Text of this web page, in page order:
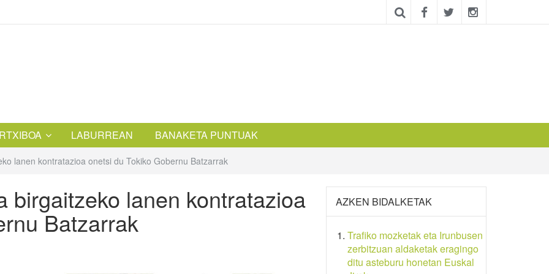
LABURREAN BANAKETA PUNTUAK
lanen kontratazioa onetsi du Tokiko Gobernu Batzarrak
birgaitzeko lanen kontratazioa
Batzarrak
AZKEN BIDALKETAK
Trafiko mozketak eta Irunbusen
zerbitzuan aldaketak eragingo
ditu asteburu honetan Euskal